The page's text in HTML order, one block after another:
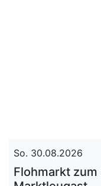
So. 30.08.2026
Flohmarkt